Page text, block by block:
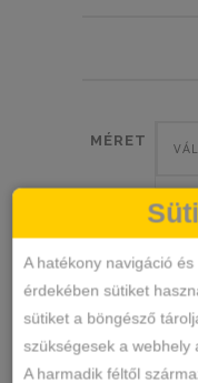
MÉRET
A hatékony navigáció
érdekében sütiket
sütiket a böngésző
szükségesek a webhely
A harmadik féltől